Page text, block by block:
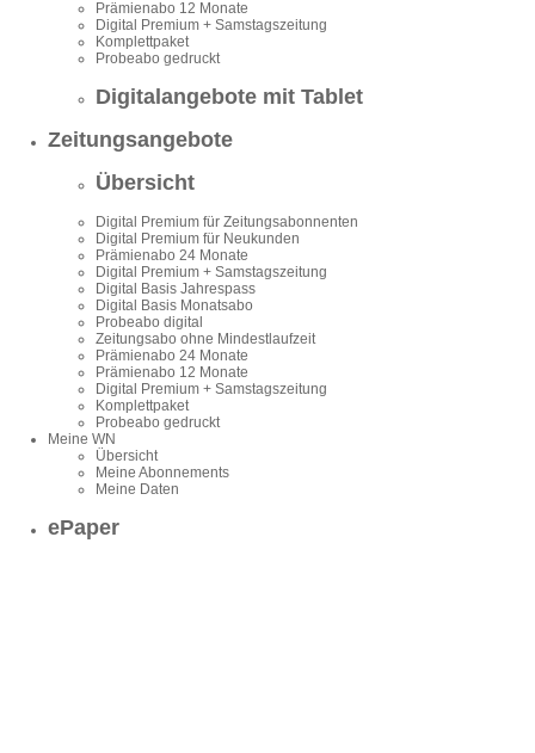
Prämienabo 12 Monate
Digital Premium + Samstagszeitung
Komplettpaket
Probeabo gedruckt
Digitalangebote mit Tablet
Zeitungsangebote
Übersicht
Digital Premium für Zeitungsabonnenten
Digital Premium für Neukunden
Prämienabo 24 Monate
Digital Premium + Samstagszeitung
Digital Basis Jahrespass
Digital Basis Monatsabo
Probeabo digital
Zeitungsabo ohne Mindestlaufzeit
Prämienabo 24 Monate
Prämienabo 12 Monate
Digital Premium + Samstagszeitung
Komplettpaket
Probeabo gedruckt
Meine WN
Übersicht
Meine Abonnements
Meine Daten
ePaper